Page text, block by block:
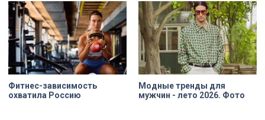
Фитнес-зависимость
охватила Россию
Модные тренды для
мужчин - лето 2026. Фото